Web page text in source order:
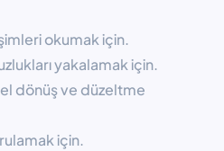
okumak için.
yakalamak için.
dönüş ve düzeltme
için.